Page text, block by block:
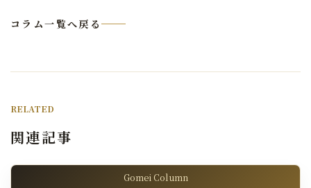
コラム一覧へ戻る
RELATED
関連記事
Gomei Column